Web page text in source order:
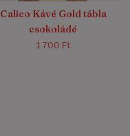
Calico Kávé Gold tábla
csokoládé
1 700 Ft